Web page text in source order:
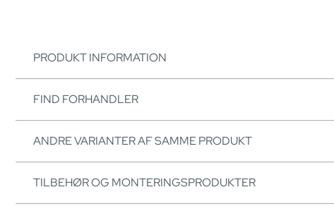
PRODUKT INFORMATION
FIND FORHANDLER
ANDRE VARIANTER AF SAMME PRODUKT
TILBEHØR OG MONTERINGSPRODUKTER